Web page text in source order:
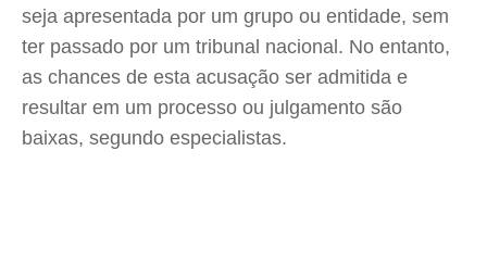
seja apresentada por um grupo ou entidade, sem
ter passado por um tribunal nacional. No entanto,
as chances de esta acusação ser admitida e
resultar em um processo ou julgamento são
baixas, segundo especialistas.